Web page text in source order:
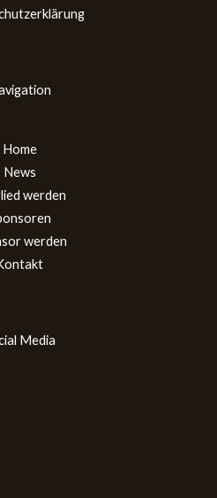
Home
News
werden
werden
Media